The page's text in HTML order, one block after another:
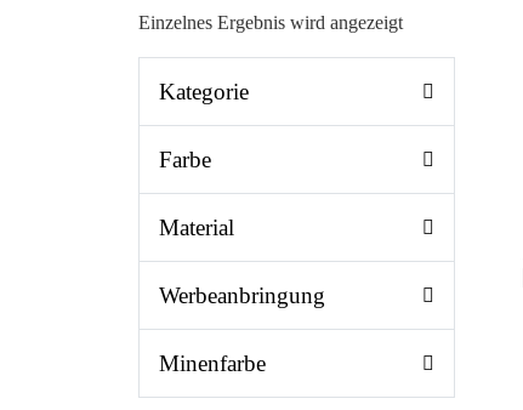
Einzelnes Ergebnis wird angezeigt
Kategorie
Farbe
Material
Werbeanbringung
Minenfarbe